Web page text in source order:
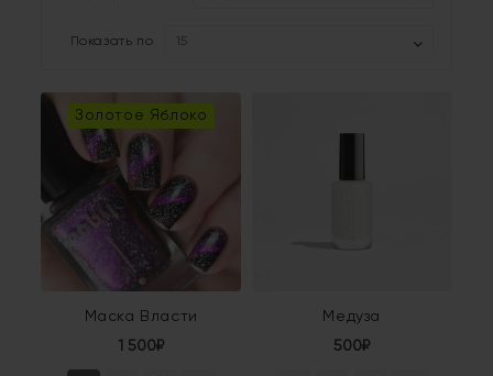
Показать по
Золотое Яблоко
Маска Власти
1 500₽
Медуза
500₽